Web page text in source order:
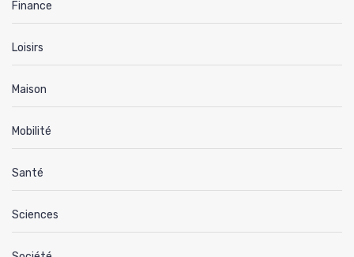
Finance
Loisirs
Maison
Mobilité
Santé
Sciences